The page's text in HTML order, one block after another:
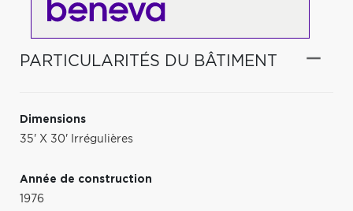
PARTICULARITÉS DU BÂTIMENT
Dimensions
35' X 30' Irrégulières
Année de construction
1976